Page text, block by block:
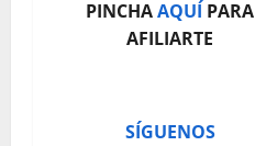
PINCHAAQUÍ PARA
AFILIARTE
SÍGUENOS